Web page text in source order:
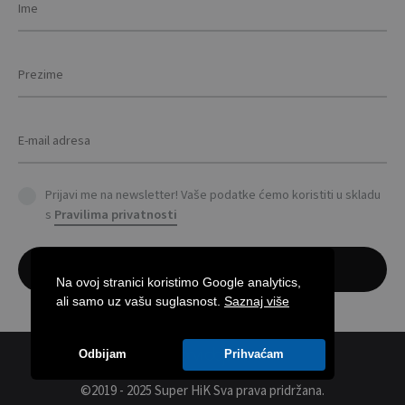
Na ovoj stranici koristimo Google analytics,
ali samo uz vašu suglasnost. Saznaj više
Odbijam Prihvaćam
Prijavi me na newsletter! Vaše podatke ćemo koristiti u skladu
s Pravilima privatnosti
©2019 - 2025 Super HiKSva prava pridržana.